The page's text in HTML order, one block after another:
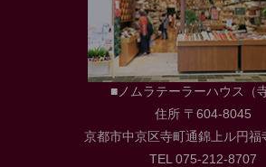
■ノムラテーラーハウス（寺
住所 〒604-8045
京都市中京区寺町通錦上ル円福
TEL 075-212-8707